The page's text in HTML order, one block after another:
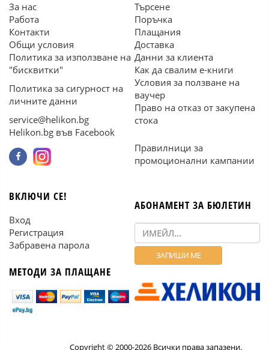
За нас
Работа
Контакти
Общи условия
Политика за използване на
"бисквитки"
Политика за сигурност на
личните данни
service@helikon.bg
Helikon.bg във Facebook
Търсене
Поръчка
Плащания
Доставка
Данни за клиента
Как да свалим е-книги
Условия за ползване на
ваучер
Право на отказ от закупена
стока
Правилници за
промоционални кампании
ВКЛЮЧИ СЕ!
Вход
Регистрация
Забравена парола
МЕТОДИ ЗА ПЛАЩАНЕ
АБОНАМЕНТ ЗА БЮЛЕТИН
Copyright © 2000-2026 Всички права запазени.